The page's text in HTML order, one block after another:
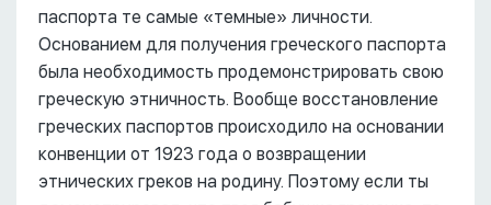
паспорта те самые «темные» личности.
Основанием для получения греческого паспорта
была необходимость продемонстрировать свою
греческую этничность. Вообще восстановление
греческих паспортов происходило на основании
конвенции от 1923 года о возвращении
этнических греков на родину. Поэтому если ты